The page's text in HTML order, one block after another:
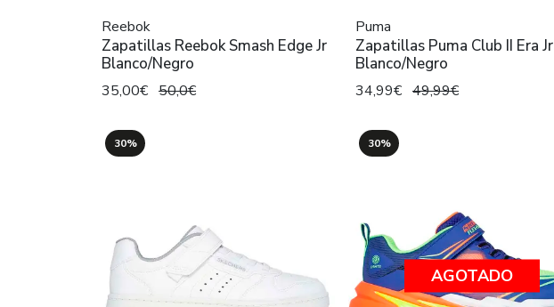
Reebok
Zapatillas Reebok Smash Edge Jr
Blanco/Negro
35,00€ 50,0€
Puma
Zapatillas Puma Club II Era Jr
Blanco/Negro
34,99€ 49,99€
30% 30%
AGOTADO